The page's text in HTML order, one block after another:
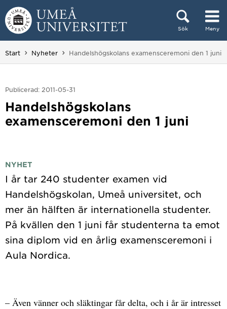
Hoppa direkt till innehållet
Sök Meny
Huvudmenyn dold.
Start Nyheter Du är här:
Handelshögskolans examensceremoni den 1 juni
Publicerad: 2011-05-31
Handelshögskolans
examensceremoni den 1 juni
NYHET
I år tar 240 studenter examen vid
Handelshögskolan, Umeå universitet, och
mer än hälften är internationella studenter.
På kvällen den 1 juni får studenterna ta emot
sina diplom vid en årlig examensceremoni i
– Även vänner och släktingar får delta, och i år är intresset